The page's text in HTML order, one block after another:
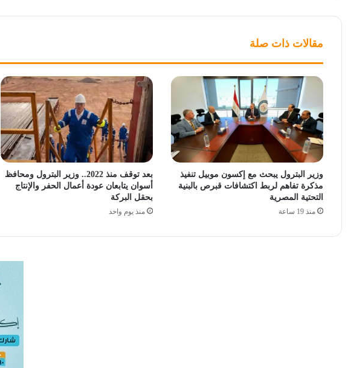
مقالات ذات صلة
وزير البترول يبحث مع إكسون موبيل تنفيذ
مذكرة تفاهم لربط اكتشافات قبرص بالبنية
التحتية المصرية
منذ 19 ساعة
بعد توقف منذ 2022.. وزير البترول ومحافظ
أسوان يتابعان عودة أعمال الحفر والإنتاج
بحقل البركة
منذ يوم واحد